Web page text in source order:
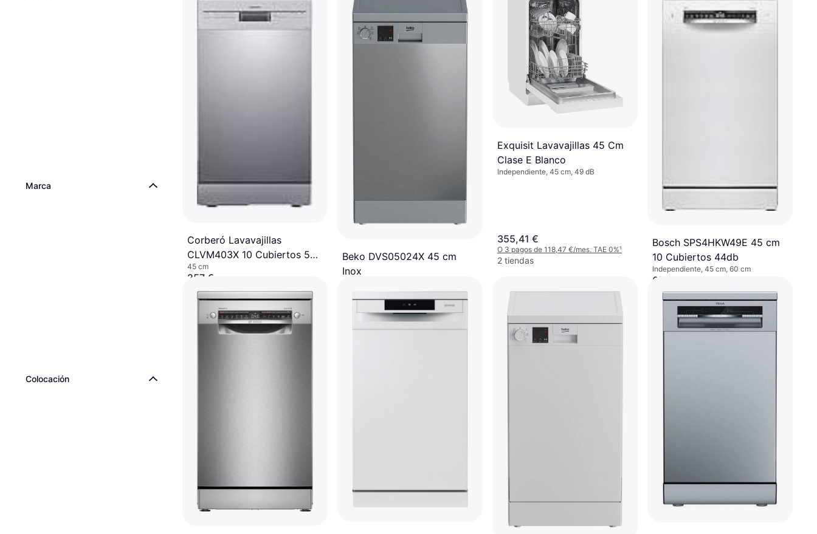
Marca
Colocación
Corberó Lavavajillas
CLVM403X 10 Cubiertos 5
Programas
45 cm
257 €
6 tiendas
Beko DVS05024X 45 cm
Inox
O 3 pagos de 93,00 €/mes. TAE 0%
6 tiendas
Exquisit Lavavajillas 45 Cm
Clase E Blanco
Independiente, 45 cm, 49 dB
355,41 €
O 3 pagos de 118,47 €/mes. TAE 0%¹
2 tiendas
Bosch SPS4HKW49E 45 cm
10 Cubiertos 44db
Independiente, 45 cm, 60 cm
657,88 €
O 3 pagos de 219,29 €/mes. TAE 0%¹
3 tiendas